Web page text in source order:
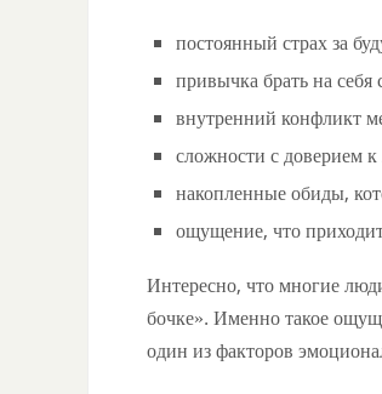
постоянный страх за
привычка брать на
внутренний конфликт
сложности с доверием
накопленные обиды,
ощущение, что
Интересно, что многие
бочке». Именно такое
один из факторов